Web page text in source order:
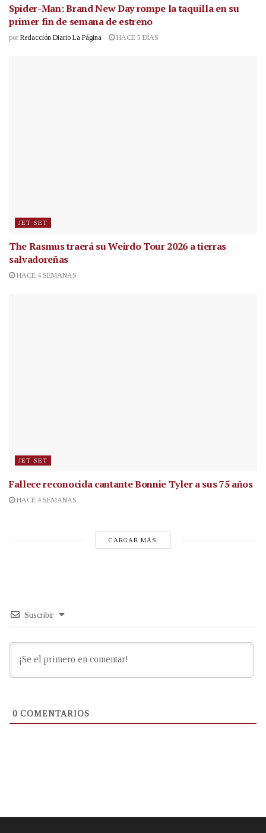
Spider-Man: Brand New Day rompe la taquilla en su
primer fin de semana de estreno
por Redacción Diario La Página HACE 5 DÍAS
JET SET
The Rasmus traerá su Weirdo Tour 2026 a tierras
salvadoreñas
HACE 4 SEMANAS
JET SET
Fallece reconocida cantanteBonnie Tyler a sus 75 años
HACE 4 SEMANAS
CARGAR MÁS
Suscribir
0 COMENTARIOS